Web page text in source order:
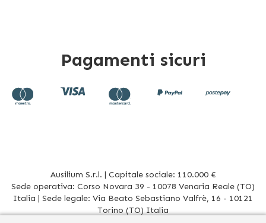
Pagamenti sicuri
Ausilium S.r.l. | Capitale sociale: 110.000 €
Sede operativa: Corso Novara 39 - 10078 Venaria Reale (TO)
Italia | Sede legale: Via Beato Sebastiano Valfrè, 16 - 10121
Torino (TO) Italia